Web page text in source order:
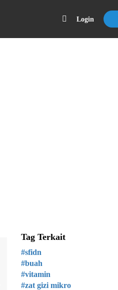
Login
Tag Terkait
#sfidn
#buah
#vitamin
#zat gizi mikro